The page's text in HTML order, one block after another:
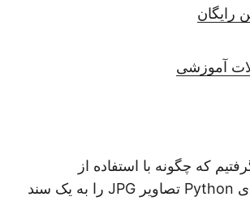
رایگان
آموزشی
که چگونه با استفاده از
Aspose.PDF برای Python تصاویر JPG را به یک سند